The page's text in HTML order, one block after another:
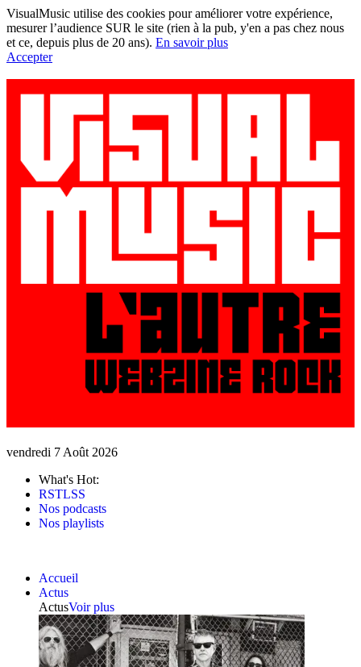
VisualMusic utilise des cookies pour améliorer votre expérience,
mesurer l’audience SUR le site (rien à la pub, y'en a pas chez nous
et ce, depuis plus de 20 ans). En savoir plus
Accepter
vendredi 7 Août 2026
What's Hot:
RSTLSS
Nos podcasts
Nos playlists
Accueil
Actus
ActusVoir plus